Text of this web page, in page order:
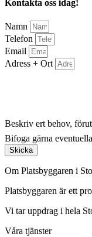
Kontakta oss idag!
Namn
Telefon
Email
Adress + Ort
Beskriv ert behov,
Bifoga gärna
Skicka
Om Platsbyggaren i
Platsbyggaren är ett
Vi tar uppdrag i hela
Våra tjänster